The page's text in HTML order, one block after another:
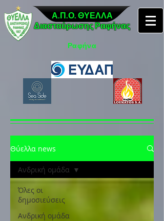
Α.Π.Ο. ΘΥΕΛΛΑ
Διασταύρωσης Ραφήνας
Ραφήνα
Θύελλα news
Όλες οι
δημοσιεύσεις
Ανδρική ομάδα
Ανδρική ομάδα